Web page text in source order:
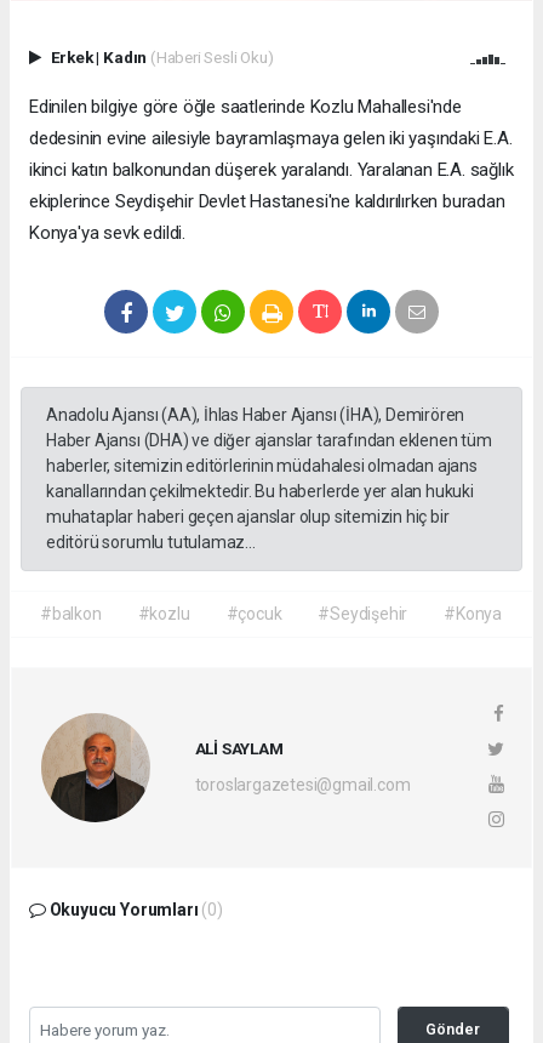
Erkek| Kadın (Haberi Sesli Oku)
Edinilen bilgiye göre öğle saatlerinde Kozlu Mahallesi'nde
dedesinin evine ailesiyle bayramlaşmaya gelen iki yaşındaki E.A.
ikinci katın balkonundan düşerek yaralandı. Yaralanan E.A. sağlık
ekiplerince Seydişehir Devlet Hastanesi'ne kaldırılırken buradan
Konya'ya sevk edildi.
Anadolu Ajansı (AA), İhlas Haber Ajansı (İHA), Demirören
Haber Ajansı (DHA) ve diğer ajanslar tarafından eklenen tüm
haberler, sitemizin editörlerinin müdahalesi olmadan ajans
kanallarından çekilmektedir. Bu haberlerde yer alan hukuki
muhataplar haberi geçen ajanslar olup sitemizin hiç bir
editörü sorumlu tutulamaz...
#balkon #kozlu #çocuk #Seydişehir #Konya
ALİ SAYLAM
toroslargazetesi@gmail.com
Okuyucu Yorumları (0)
Gönder